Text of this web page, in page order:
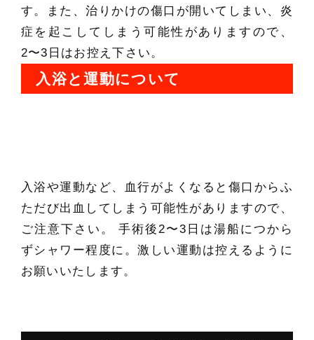
す。また、治りかけの傷口が開いてしまい、炎
症を起こしてしまう可能性がありますので、
2〜3日はお控え下さい。
入浴と運動について
入浴や運動など、血行がよくなると傷口からふ
ただび出血してしまう可能性がありますので、
ご注意下さい。 手術後2〜3日は湯船につから
ずシャワー程度に。激しい運動は控えるように
お願いいたします。